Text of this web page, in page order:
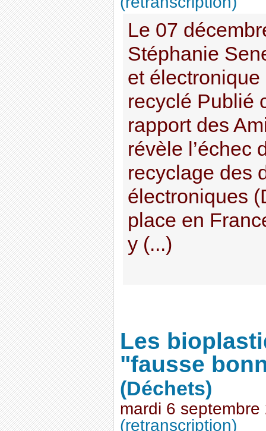
Le 07
Stéphanie
et
recyclé Publié
rapport des
révèle l’échec
recyclage des
électroniques
place en
y (...)
Les
"fausse
(Déchets)
mardi 6 septembre
(retranscription)